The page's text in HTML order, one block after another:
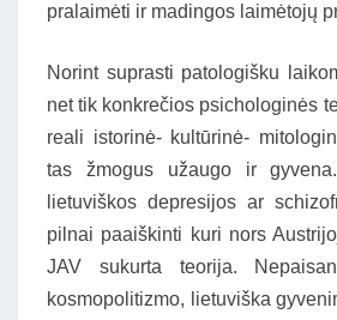
pralaimėti ir madingos laimėtojų
Norint suprasti patologišku
net tik konkrečios psichologinės
reali istorinė- kultūrinė-
tas žmogus užaugo ir
lietuviškos depresijos ar
pilnai paaiškinti kuri nors
JAV sukurta teorija.
kosmopolitizmo, lietuviška